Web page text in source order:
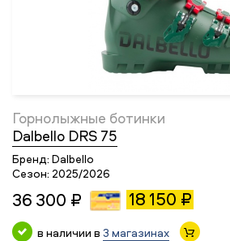
Горнолыжные ботинки
Dalbello DRS 75
Бренд: Dalbello
Сезон: 2025/2026
36 300 ₽ 18 150 ₽
в наличии в 3 магазинах